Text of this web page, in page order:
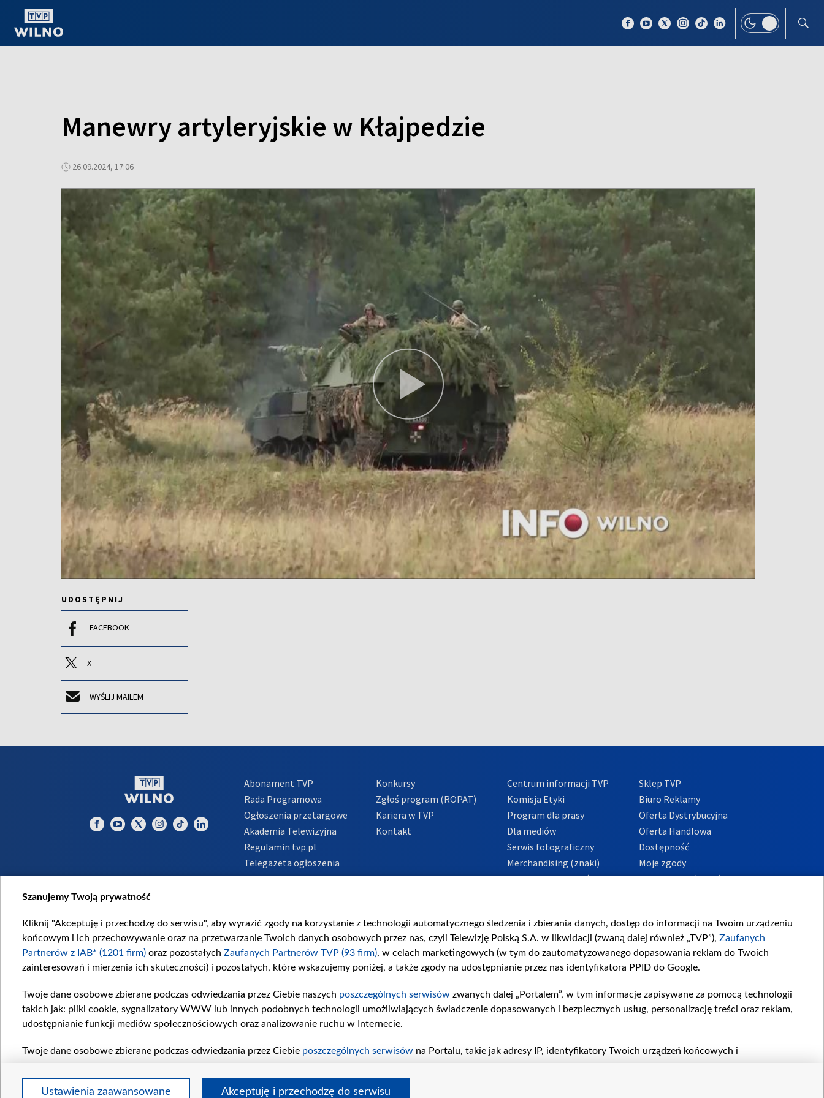
Manewry artyleryjskie w Kłajpedzie
26.09.2024, 17:06
UDOSTĘPNIJ
FACEBOOK
X
WYŚLIJ MAILEM
Abonament TVP
Rada Programowa
Ogłoszenia przetargowe
Akademia Telewizyjna
Regulamin tvp.pl
Telegazeta ogłoszenia
Informacje o nadawcy
Konkursy
Zgłoś program (ROPAT)
Kariera w TVP
Kontakt
Centrum informacji TVP
Komisja Etyki
Program dla prasy
Dla mediów
Serwis fotograficzny
Merchandising (znaki)
Polityka Prywatności
Sklep TVP
Biuro Reklamy
Oferta Dystrybucyjna
Oferta Handlowa
Dostępność
Moje zgody
Procedura zgłoszeń
Szanujemy Twoją prywatność
Kliknij "Akceptuję i przechodzę do serwisu", aby wyrazić zgody na korzystanie z technologii automatycznego śledzenia i zbierania danych, dostęp do informacji na Twoim urządzeniu
końcowym i ich przechowywanie oraz na przetwarzanie Twoich danych osobowych przez nas, czyli Telewizję Polską S.A. w likwidacji (zwaną dalej również „TVP”), Zaufanych
Partnerów z IAB* (1201 firm) oraz pozostałych Zaufanych Partnerów TVP (93 firm), w celach marketingowych (w tym do zautomatyzowanego dopasowania reklam do Twoich
zainteresowań i mierzenia ich skuteczności) i pozostałych, które wskazujemy poniżej, a także zgody na udostępnianie przez nas identyfikatora PPID do Google.
Twoje dane osobowe zbierane podczas odwiedzania przez Ciebie naszych poszczególnych serwisów zwanych dalej „Portalem”, w tym informacje zapisywane za pomocą technologii
takich jak: pliki cookie, sygnalizatory WWW lub innych podobnych technologii umożliwiających świadczenie dopasowanych i bezpiecznych usług, personalizację treści oraz reklam,
udostępnianie funkcji mediów społecznościowych oraz analizowanie ruchu w Internecie.
Twoje dane osobowe zbierane podczas odwiedzania przez Ciebie poszczególnych serwisów na Portalu, takie jak adresy IP, identyfikatory Twoich urządzeń końcowych i
identyfikatory plików cookie, informacje o Twoich wyszukiwaniach w serwisach Portalu czy historia odwiedzin będą przetwarzane przez TVP, Zaufanych Partnerów z IAB
pozostałychZaufanych Partnerów TVP
dla realizacji następujących celów i funkcji: przechowywania informacji na urządzeniu lub dostęp do nich, wyboru podstawowych reklam,
wyboru spersonalizowanych reklam, tworzenia profilu spersonalizowanych reklam, tworzenia profilu spersonalizowanych treści, wyboru spersonalizowanych treści, pomiaru
Ustawienia zaawansowane Akceptuję i przechodzę do serwisu